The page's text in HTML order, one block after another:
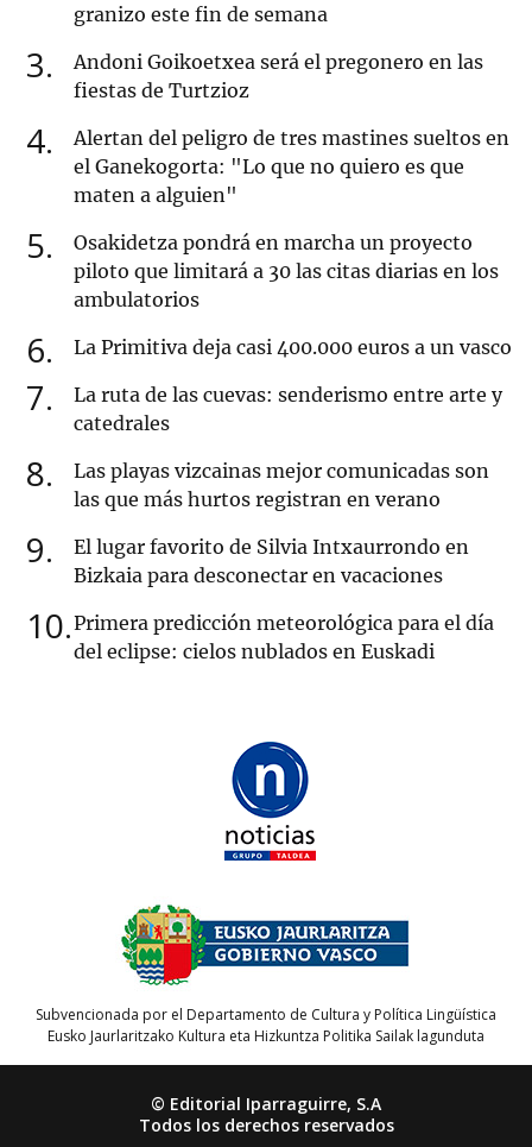
granizo este fin de semana
3
Andoni Goikoetxea será el pregonero en las
fiestas de Turtzioz
4
Alertan del peligro de tres mastines sueltos en
el Ganekogorta: "Lo que no quiero es que
maten a alguien"
5
Osakidetza pondrá en marcha un proyecto
piloto que limitará a 30 las citas diarias en los
ambulatorios
6 La Primitiva deja casi 400.000 euros a un vasco
7
La ruta de las cuevas: senderismo entre arte y
catedrales
8
Las playas vizcainas mejor comunicadas son
las que más hurtos registran en verano
9
El lugar favorito de Silvia Intxaurrondo en
Bizkaia para desconectar en vacaciones
10 Primera predicción meteorológica para el día
del eclipse: cielos nublados en Euskadi
Subvencionada por el Departamento de Cultura y Política Lingüística
Eusko Jaurlaritzako Kultura eta Hizkuntza Politika Sailak lagunduta
© Editorial Iparraguirre, S.A
Todos los derechos reservados